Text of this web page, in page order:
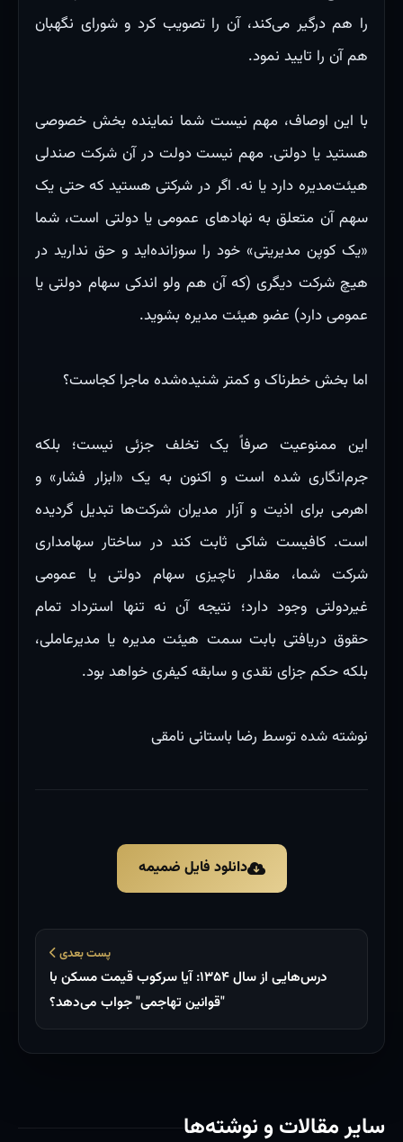
را هم درگیر می‌کند، آن را تصویب کرد و شورای نگهبان
هم آن را تایید نمود.
با این اوصاف، مهم نیست شما نماینده بخش خصوصی
هستید یا دولتی. مهم نیست دولت در آن شرکت صندلی
هیئت‌مدیره دارد یا نه. اگر در شرکتی هستید که حتی یک
سهم آن متعلق به نهادهای عمومی یا دولتی است، شما
«یک کوپن مدیریتی» خود را سوزانده‌اید و حق ندارید در
هیچ شرکت دیگری (که آن هم ولو اندکی سهام دولتی یا
عمومی دارد) عضو هیئت مدیره بشوید.
اما بخش خطرناک و کمتر شنیده‌شده ماجرا کجاست؟
این ممنوعیت صرفاً یک تخلف جزئی نیست؛ بلکه
جرم‌انگاری شده است و اکنون به یک «ابزار فشار» و
اهرمی برای اذیت و آزار مدیران شرکت‌ها تبدیل گردیده
است. کافیست شاکی ثابت کند در ساختار سهامداری
شرکت شما، مقدار ناچیزی سهام دولتی یا عمومی
غیردولتی وجود دارد؛ نتیجه آن نه تنها استرداد تمام
حقوق دریافتی بابت سمت هیئت مدیره یا مدیرعاملی،
بلکه حکم جزای نقدی و سابقه کیفری خواهد بود.
نوشته شده توسط رضا باستانی نامقی
دانلود فایل ضمیمه
پست بعدی
درس‌هایی از سال ۱۳۵۴: آیا سرکوب قیمت مسکن با
"قوانین تهاجمی" جواب می‌دهد؟
سایر مقالات و نوشته‌ها